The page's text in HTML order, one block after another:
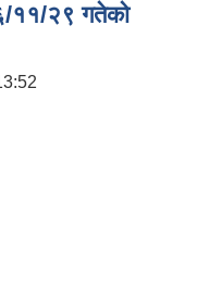
११/२९ गतेको